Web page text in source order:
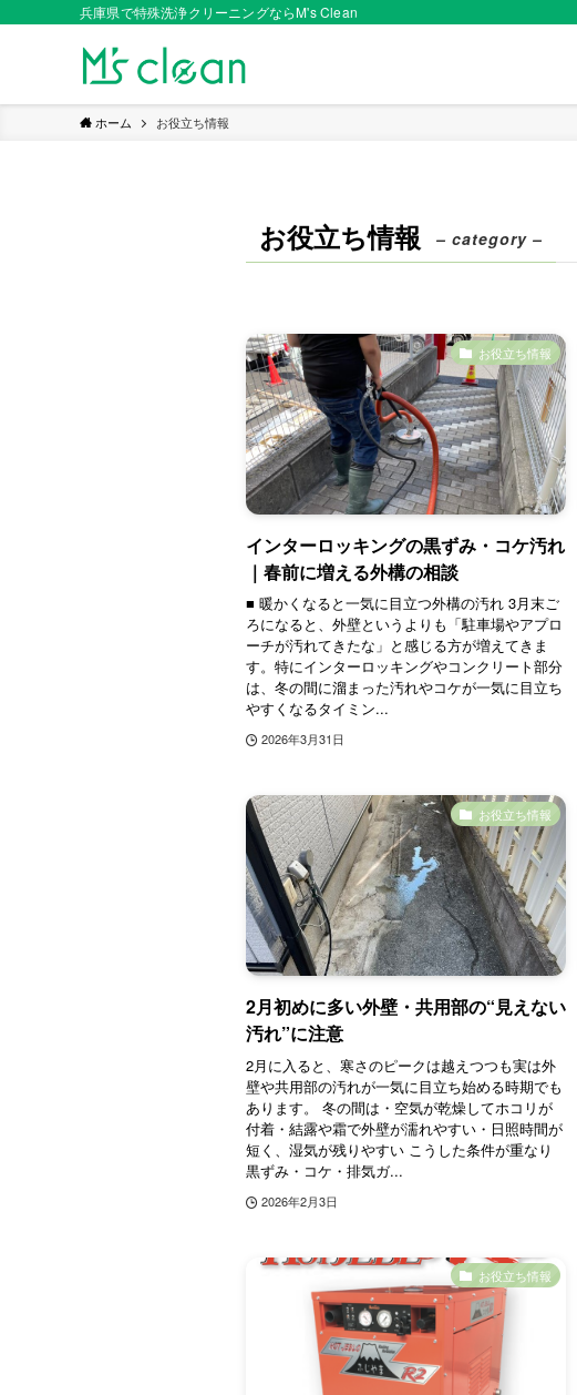
兵庫県で特殊洗浄クリーニングならM's Clean
ホーム お役立ち情報
お役立ち情報 – category –
お役立ち情報
インターロッキングの黒ずみ・コケ汚れ
｜春前に増える外構の相談
■ 暖かくなると一気に目立つ外構の汚れ 3月末ご
ろになると、外壁というよりも「駐車場やアプロ
ーチが汚れてきたな」と感じる方が増えてきま
す。特にインターロッキングやコンクリート部分
は、冬の間に溜まった汚れやコケが一気に目立ち
やすくなるタイミン...
2026年3月31日
お役立ち情報
2月初めに多い外壁・共用部の“見えない
汚れ”に注意
2月に入ると、寒さのピークは越えつつも実は外
壁や共用部の汚れが一気に目立ち始める時期でも
あります。 冬の間は・空気が乾燥してホコリが
付着・結露や霜で外壁が濡れやすい・日照時間が
短く、湿気が残りやすい こうした条件が重なり
黒ずみ・コケ・排気ガ...
2026年2月3日
お役立ち情報